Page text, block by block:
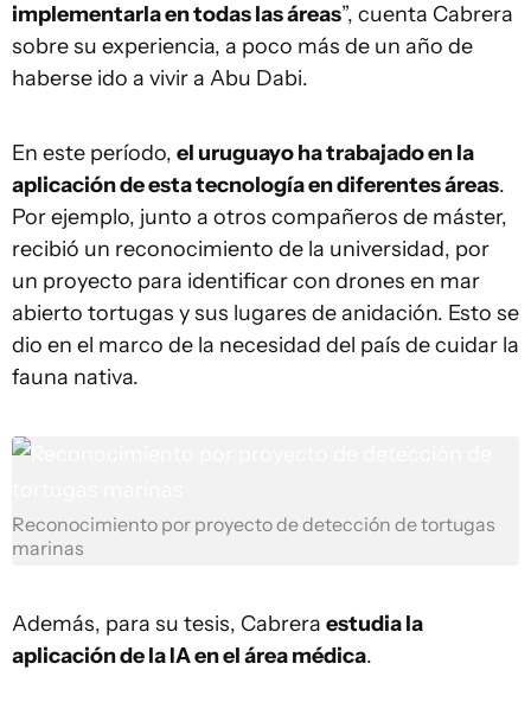
implementarla en todas las áreas”, cuenta Cabrera
sobre su experiencia, a poco más de un año de
haberse ido a vivir a Abu Dabi.
En este período, el uruguayo ha trabajado en la
aplicación de esta tecnología en diferentes áreas.
Por ejemplo, junto a otros compañeros de máster,
recibió un reconocimiento de la universidad, por
un proyecto para identificar con drones en mar
abierto tortugas y sus lugares de anidación. Esto se
dio en el marco de la necesidad del país de cuidar la
fauna nativa.
Reconocimiento por proyecto de detección de tortugas
marinas
Además, para su tesis, Cabrera estudia la
aplicación de la IA en el área médica.